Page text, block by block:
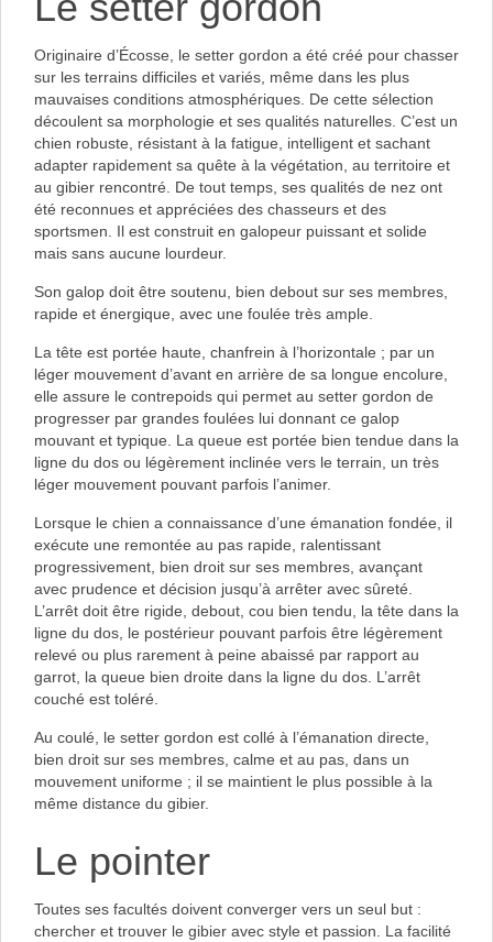
Originaire d’Écosse, le setter gordon a été créé pour chasser
sur les terrains difficiles et variés, même dans les plus
mauvaises conditions atmosphériques. De cette sélection
découlent sa morphologie et ses qualités naturelles. C’est un
chien robuste, résistant à la fatigue, intelligent et sachant
adapter rapidement sa quête à la végétation, au territoire et
au gibier rencontré. De tout temps, ses qualités de nez ont
été reconnues et appréciées des chasseurs et des
sportsmen. Il est construit en galopeur puissant et solide
mais sans aucune lourdeur.
Son galop doit être soutenu, bien debout sur ses membres,
rapide et énergique, avec une foulée très ample.
La tête est portée haute, chanfrein à l’horizontale ; par un
léger mouvement d’avant en arrière de sa longue encolure,
elle assure le contrepoids qui permet au setter gordon de
progresser par grandes foulées lui donnant ce galop
mouvant et typique. La queue est portée bien tendue dans la
ligne du dos ou légèrement inclinée vers le terrain, un très
léger mouvement pouvant parfois l’animer.
Lorsque le chien a connaissance d’une émanation fondée, il
exécute une remontée au pas rapide, ralentissant
progressivement, bien droit sur ses membres, avançant
avec prudence et décision jusqu’à arrêter avec sûreté.
L’arrêt doit être rigide, debout, cou bien tendu, la tête dans la
ligne du dos, le postérieur pouvant parfois être légèrement
relevé ou plus rarement à peine abaissé par rapport au
garrot, la queue bien droite dans la ligne du dos. L’arrêt
couché est toléré.
Au coulé, le setter gordon est collé à l’émanation directe,
bien droit sur ses membres, calme et au pas, dans un
mouvement uniforme ; il se maintient le plus possible à la
même distance du gibier.
Le pointer
Toutes ses facultés doivent converger vers un seul but :
chercher et trouver le gibier avec style et passion. La facilité